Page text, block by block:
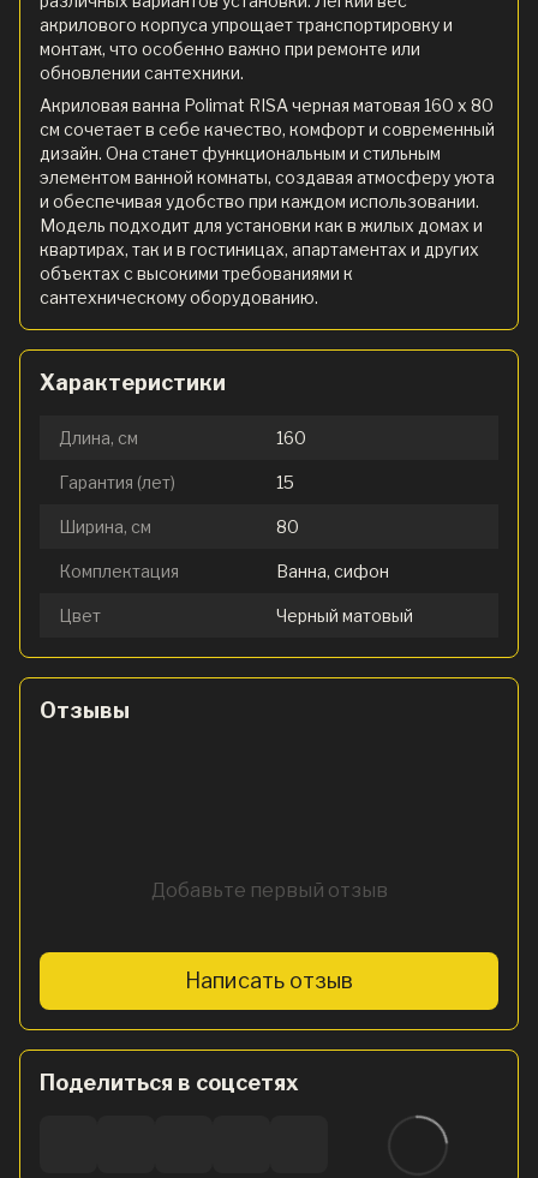
акрилового корпуса упрощает транспортировку и
монтаж, что особенно важно при ремонте или
обновлении сантехники.
Акриловая ванна Polimat RISA черная матовая 160 x 80
см сочетает в себе качество, комфорт и современный
дизайн. Она станет функциональным и стильным
элементом ванной комнаты, создавая атмосферу уюта
и обеспечивая удобство при каждом использовании.
Модель подходит для установки как в жилых домах и
квартирах, так и в гостиницах, апартаментах и других
объектах с высокими требованиями к
сантехническому оборудованию.
Характеристики
Длина, см 160
Гарантия (лет) 15
Ширина, см 80
Комплектация Ванна, сифон
Цвет Черный матовый
Отзывы
Добавьте первый отзыв
Написать отзыв
Поделиться в соцсетях